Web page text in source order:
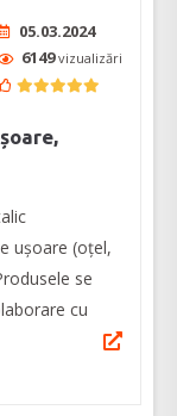
05.03.2024
6149vizualizări
ușoare (oțel,
se
cu